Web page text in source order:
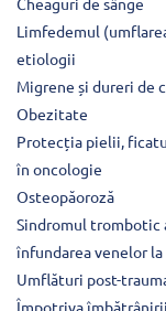
Limfedemul
etiologii
Migrene și dureri de
Obezitate
Protecția pielii,
în oncologie
Osteopăoroză
Sindromul trombotic
înfundarea venelor
Umflături post-
Împotriva îmbătrânirii